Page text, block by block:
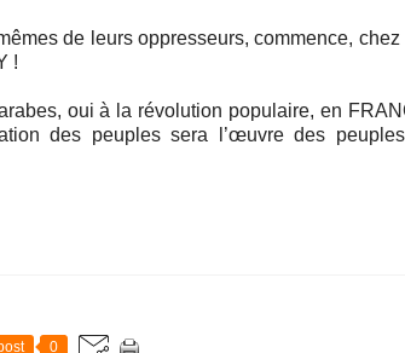
de leurs oppresseurs, commence, chez
!
oui à la révolution populaire, en
des peuples sera l’œuvre des
0